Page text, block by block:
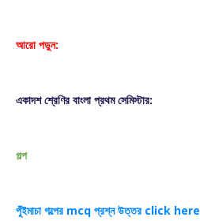
আরো পড়ুন:
একাদশ শ্রেণির বাংলা প্রথম সেমিস্টার:
গল্প
পুঁইমাচা গল্পের mcq প্রশ্ন উত্তর click here